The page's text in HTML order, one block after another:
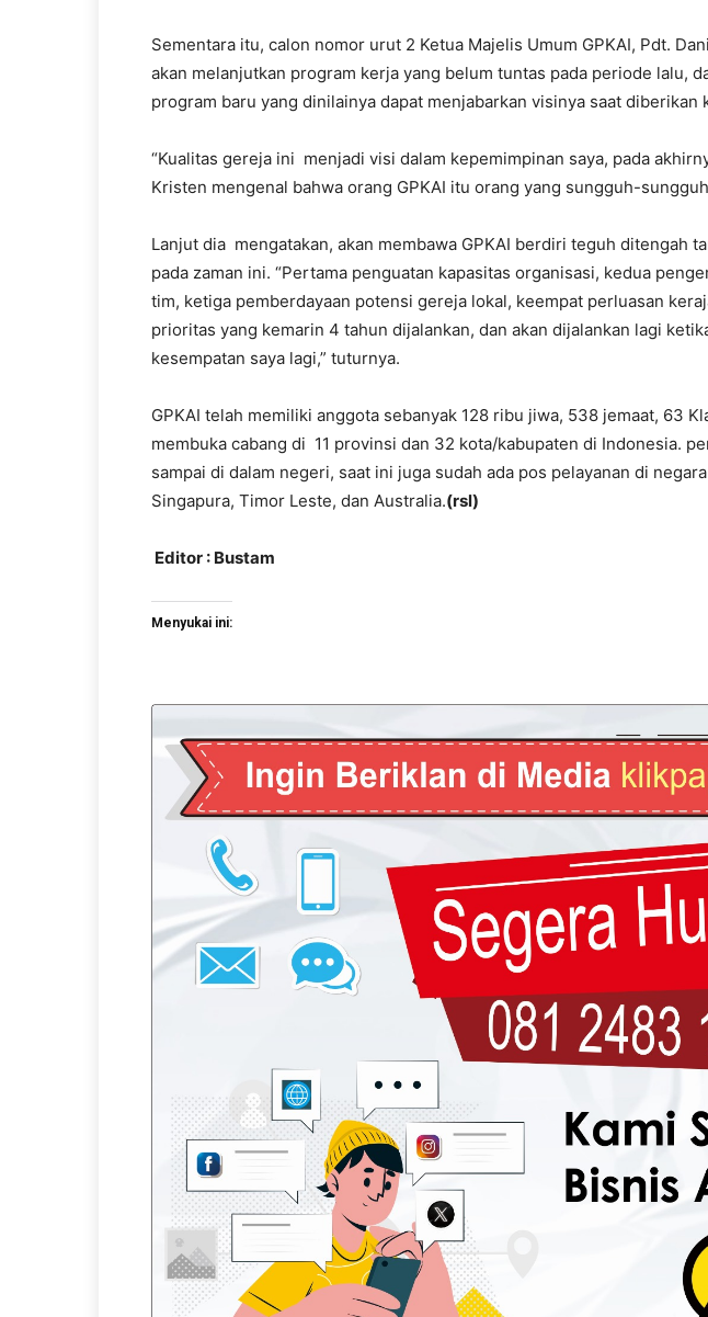
Sementara itu, calon nomor urut 2 Ketua Majelis Umum GPKAI, Pdt.
akan melanjutkan program kerja yang belum tuntas pada periode lalu,
program baru yang dinilainya dapat menjabarkan visinya saat diberikan
“Kualitas gereja ini menjadi visi dalam kepemimpinan saya, pada
Kristen mengenal bahwa orang GPKAI itu orang yang sungguh-
Lanjut dia mengatakan, akan membawa GPKAI berdiri teguh ditengah
pada zaman ini. “Pertama penguatan kapasitas organisasi, kedua
tim, ketiga pemberdayaan potensi gereja lokal, keempat perluasan
prioritas yang kemarin 4 tahun dijalankan, dan akan dijalankan lagi
kesempatan saya lagi,” tuturnya.
GPKAI telah memiliki anggota sebanyak 128 ribu jiwa, 538 jemaat, 63
membuka cabang di 11 provinsi dan 32 kota/kabupaten di Indonesia.
sampai di dalam negeri, saat ini juga sudah ada pos pelayanan di
Singapura, Timor Leste, dan Australia.(rsl)
Editor : Bustam
Menyukai ini: